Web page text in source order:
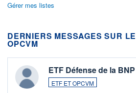
Gérer mes listes
DERNIERS MESSAGES SUR
OPCVM
ETF Défense de la
ETF ET OPCVM